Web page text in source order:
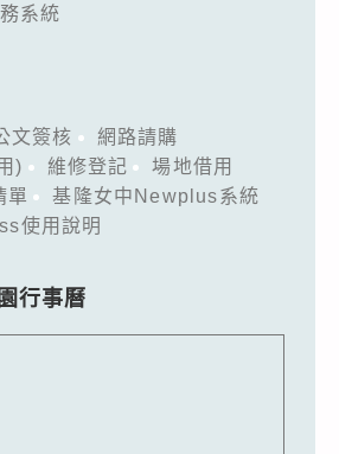
系統
文簽核
網路請購
)
維修登記
場地借用
單
基隆女中Newplus系統
使用說明
行事曆